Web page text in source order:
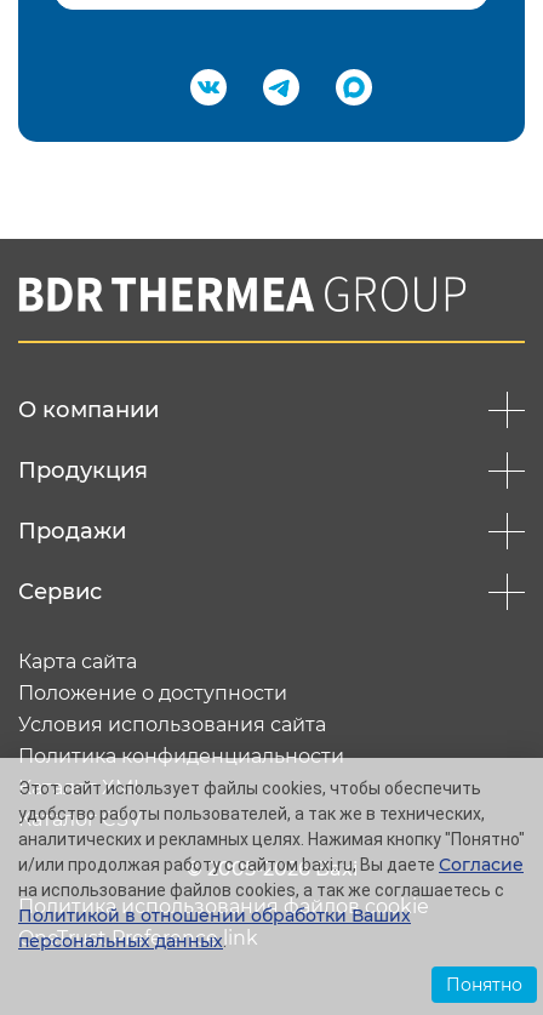
Подтвердить e-mail
Вы соглашаетесь с нашей политикой
конфеденциальности
О компании
Продукция
Продажи
Сервис
© 2005-2026 Baxi
Карта сайта
Положение о доступности
Условия использования сайта
Политика конфиденциальности
Каталог XML
Каталог CSV
Политика использования файлов cookie
OneTrust Preference link
Этот сайт использует файлы cookies, чтобы обеспечить
удобство работы пользователей, а так же в технических,
аналитических и рекламных целях. Нажимая кнопку "Понятно"
и/или продолжая работу с сайтом baxi.ru, Вы даете Согласие
на использование файлов cookies, а так же соглашаетесь с
Политикой в отношении обработки Ваших
персональных данных.
Понятно